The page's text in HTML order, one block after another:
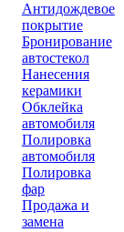
Антидождевое
покрытие
Бронирование
автостекол
Нанесения
керамики
Обклейка
автомобиля
Полировка
автомобиля
Полировка
фар
Продажа и
замена